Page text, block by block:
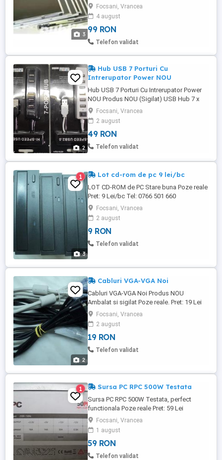
3
Focsani, incepand de la 99 Lei. Modele de
Display pe stoc: 7", 8.1", 14.1", 15", 15.4",
15.6", 17", 17.3", 19". Tel: 0766 501 660
Focsani, Vrancea
4 august
99 RON
Telefon validat
2
Hub USB 7 Porturi Cu
Intrerupator Power NOU
Hub USB 7 Porturi Cu Intrerupator Power
NOU Produs NOU (Sigilat) USB Hub 7 x
USB 2.0 ports, with an On / Off button Port
for additional power Color: Black/White
Poze reale Pret: 49 Lei
Focsani, Vrancea
2 august
49 RON
Telefon validat
3
1 Lot cd-rom de pc 9 lei/bc
LOT CD-ROM de PC Stare buna Poze reale
Pret: 9 Lei/bc Tel: 0766 501 660
Focsani, Vrancea
2 august
9 RON
Telefon validat
2
Cabluri VGA-VGA Noi
Cabluri VGA-VGA Noi Produs NOU
Ambalat si sigilat Poze reale. Pret: 19 Lei
Tel: 0766 501 660
Focsani, Vrancea
2 august
19 RON
Telefon validat
1 Sursa PC RPC 500W Testata
Sursa PC RPC 500W Testata, perfect
functionala Poze reale Pret: 59 Lei
Focsani, Vrancea
1 august
59 RON
Telefon validat